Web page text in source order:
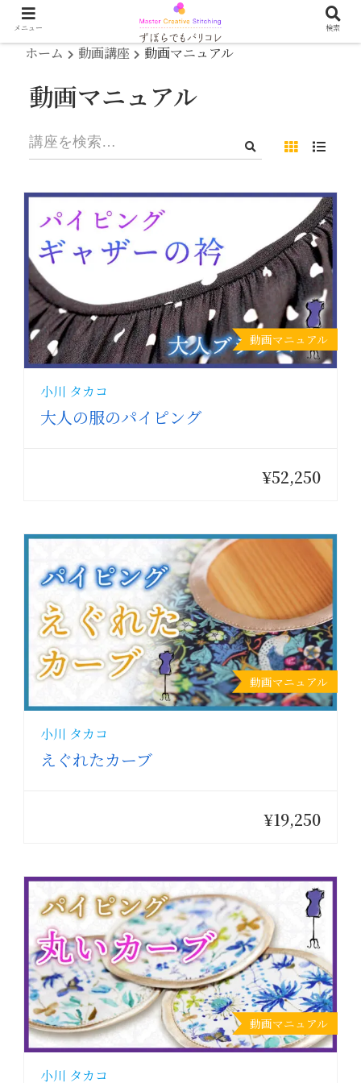
ホーム 動画講座 動画マニュアル
動画マニュアル
動画マニュアル
小川 タカコ
大人の服のパイピング
¥52,250
動画マニュアル
小川 タカコ
えぐれたカーブ
¥19,250
動画マニュアル
小川 タカコ
メニュー 検索